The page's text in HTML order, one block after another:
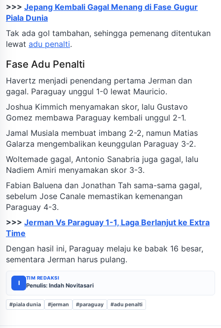
>>> Jepang Kembali Gagal Menang di Fase Gugur
Piala Dunia
Tak ada gol tambahan, sehingga pemenang ditentukan
lewat adu penalti.
Fase Adu Penalti
Havertz menjadi penendang pertama Jerman dan
gagal. Paraguay unggul 1-0 lewat Mauricio.
Joshua Kimmich menyamakan skor, lalu Gustavo
Gomez membawa Paraguay kembali unggul 2-1.
Jamal Musiala membuat imbang 2-2, namun Matias
Galarza mengembalikan keunggulan Paraguay 3-2.
Woltemade gagal, Antonio Sanabria juga gagal, lalu
Nadiem Amiri menyamakan skor 3-3.
Fabian Baluena dan Jonathan Tah sama-sama gagal,
sebelum Jose Canale memastikan kemenangan
Paraguay 4-3.
>>> Jerman Vs Paraguay 1-1, Laga Berlanjut ke Extra
Time
Dengan hasil ini, Paraguay melaju ke babak 16 besar,
sementara Jerman harus pulang.
I
TIM REDAKSI
Penulis: Indah Novitasari
#piala dunia #jerman #paraguay #adu penalti